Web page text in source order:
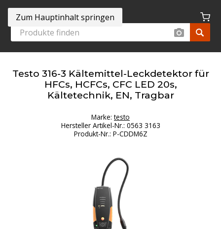
Zum Hauptinhalt springen
Testo 316-3 Kältemittel-Leckdetektor für
HFCs, HCFCs, CFC LED 20s,
Kältetechnik, EN, Tragbar
Marke:testo
Hersteller Artikel-Nr.: 0563 3163
Produkt-Nr.: P-CDDM6Z